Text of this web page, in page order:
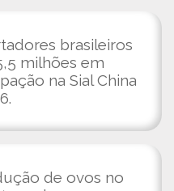
brasileiros
milhões em
na Sial China
de ovos no